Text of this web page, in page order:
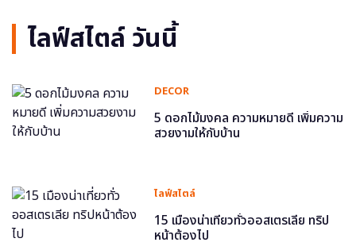
ไลฟ์สไตล์ วันนี้
DECOR
5 ดอกไม้มงคล ความหมายดี เพิ่มความ
สวยงามให้กับบ้าน
ไลฟ์สไตล์
15 เมืองน่าเที่ยวทั่วออสเตรเลีย ทริป
หน้าต้องไป